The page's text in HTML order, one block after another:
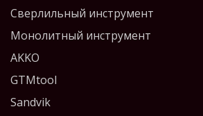
Сверлильный инструмент
Монолитный инструмент
AKKO
GTMtool
Sandvik